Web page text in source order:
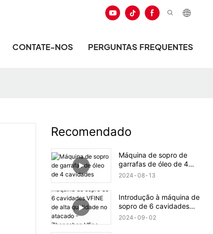
CONTATE-NOS PERGUNTAS FREQUENTES
Recomendado
Máquina de sopro de
garrafas de óleo de 4
cavidades
2024 08 13
Introdução à máquina de
sopro de 6 cavidades
VFINE de alta qualidade
2024 09 02